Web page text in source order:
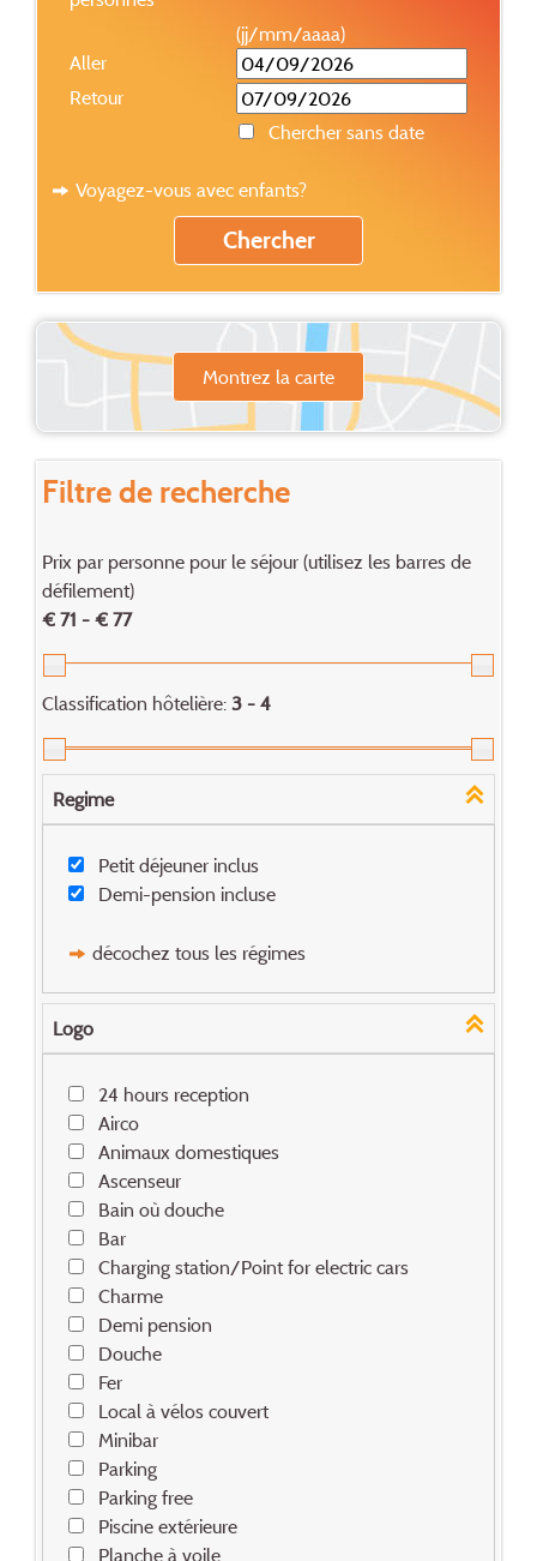
(jj/mm/aaaa)
Aller
Retour
Chercher sans date
Voyagez-vous avec enfants?
Montrez la carte
Filtre de recherche
Prix par personne pour le séjour (utilisez les barres de
défilement)
€ 71 - € 77
Classification hôtelière: 3 - 4
Regime
Petit déjeuner inclus
Demi-pension incluse
décochez tous les régimes
Logo
24 hours reception
Airco
Animaux domestiques
Ascenseur
Bain où douche
Bar
Charging station/Point for electric cars
Charme
Demi pension
Douche
Fer
Local à vélos couvert
Minibar
Parking
Parking free
Piscine extérieure
Planche à voile